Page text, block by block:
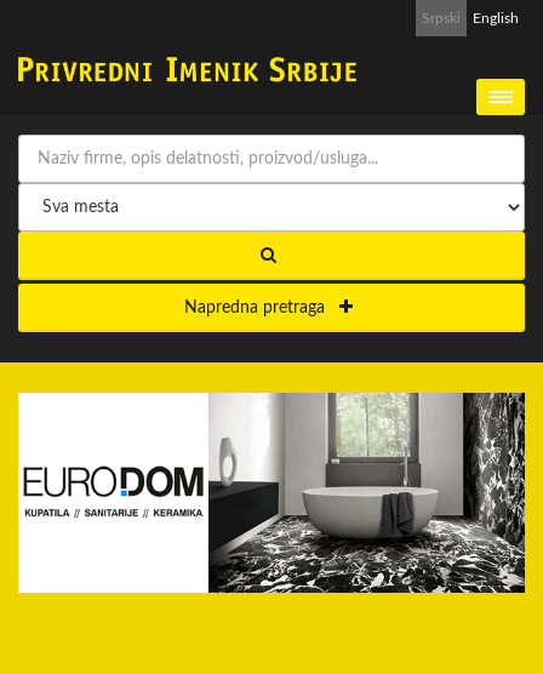
Srpski English
Napredna pretraga